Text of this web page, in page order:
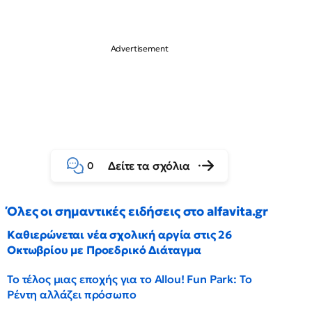
0 Δείτε τα σχόλια
Όλες οι σημαντικές ειδήσεις στο alfavita.gr
Καθιερώνεται νέα σχολική αργία στις 26
Οκτωβρίου με Προεδρικό Διάταγμα
Το τέλος μιας εποχής για το Allou! Fun Park: Το
Ρέντη αλλάζει πρόσωπο